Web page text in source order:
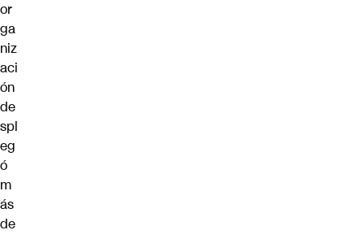
or
ga
niz
aci
ón
de
spl
eg
ó
m
ás
de